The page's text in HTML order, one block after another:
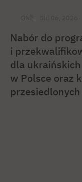
Nabór do
i
dla
w Polsce oraz